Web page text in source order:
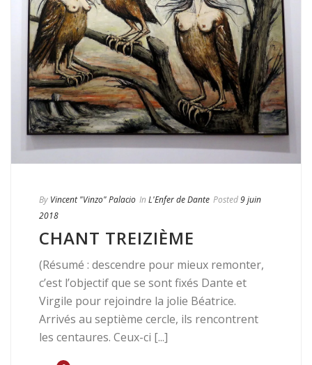
By Vincent "Vinzo" Palacio In L'Enfer de Dante Posted9 juin
2018
CHANT TREIZIÈME
(Résumé : descendre pour mieux remonter,
c’est l’objectif que se sont fixés Dante et
Virgile pour rejoindre la jolie Béatrice.
Arrivés au septième cercle, ils rencontrent
les centaures. Ceux-ci [...]